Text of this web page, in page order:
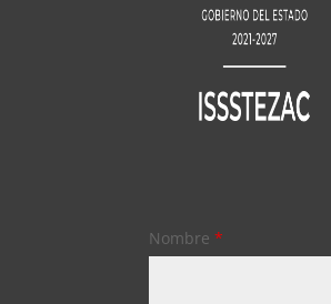
Nombre*